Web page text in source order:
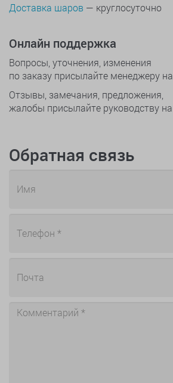
Доставка шаров — круглосуточно
Онлайн поддержка
Вопросы, уточнения, изменения
по заказу присылайте менеджеру на
Отзывы, замечания, предложения,
жалобы присылайте руководству на
Обратная связь